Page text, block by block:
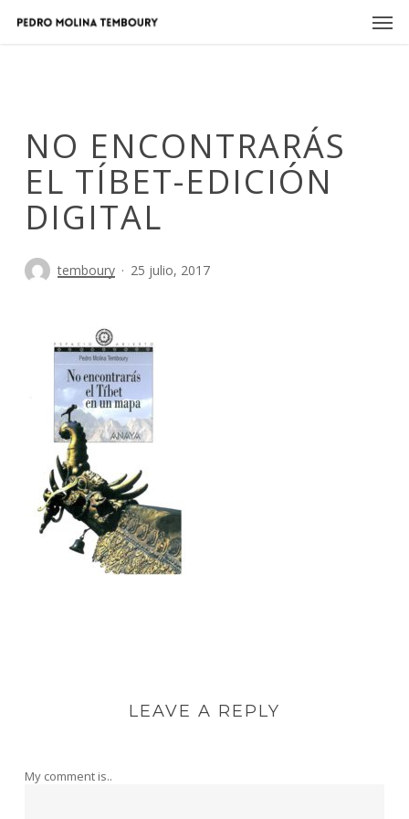
NO ENCONTRARÁS
EL TÍBET-EDICIÓN
DIGITAL
temboury 25 julio, 2017
LEAVE A REPLY
My comment is..